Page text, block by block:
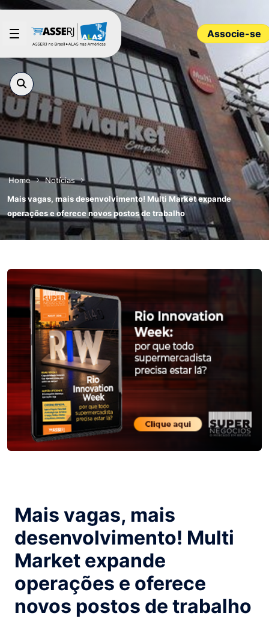
Pular para o Conteúdo principal
Associe-se
Home
Notícias
Mais vagas, mais desenvolvimento! Multi Market expande
operações e oferece novos postos de trabalho
Mais vagas, mais
desenvolvimento! Multi
Market expande
operações e oferece
novos postos de trabalho